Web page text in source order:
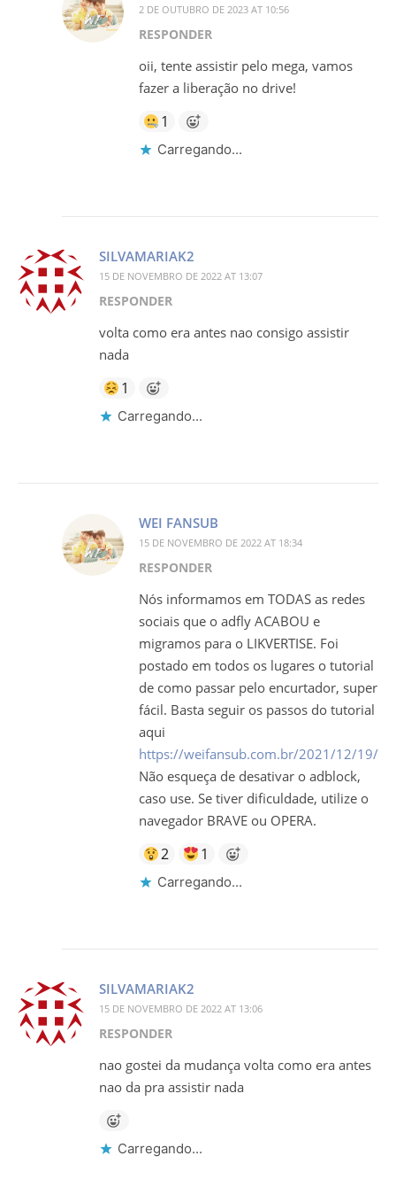
2 DE OUTUBRO DE 2023 AT 10:56
RESPONDER
oii, tente assistir pelo mega, vamos
fazer a liberação no drive!
1
Carregando...
SILVAMARIAK2
15 DE NOVEMBRO DE 2022 AT 13:07
RESPONDER
volta como era antes nao consigo assistir
nada
1
Carregando...
WEI FANSUB
15 DE NOVEMBRO DE 2022 AT 18:34
RESPONDER
Nós informamos em TODAS as redes
sociais que o adfly ACABOU e
migramos para o LIKVERTISE. Foi
postado em todos os lugares o tutorial
de como passar pelo encurtador, super
fácil. Basta seguir os passos do tutorial
aqui
https://weifansub.com.br/2021/12/19/
Não esqueça de desativar o adblock,
caso use. Se tiver dificuldade, utilize o
navegador BRAVE ou OPERA.
2 1
Carregando...
SILVAMARIAK2
15 DE NOVEMBRO DE 2022 AT 13:06
RESPONDER
nao gostei da mudança volta como era antes
nao da pra assistir nada
Carregando...